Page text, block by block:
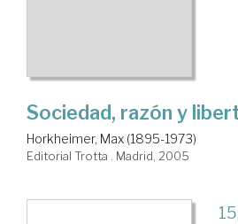
Sociedad, razón y
Horkheimer, Max (1895-1973)
Editorial Trotta . Madrid, 2005